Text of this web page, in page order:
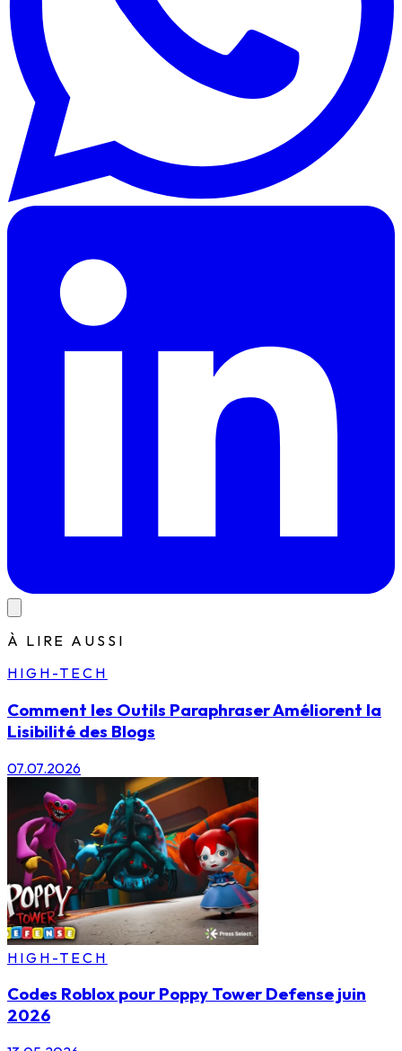
À LIRE AUSSI
HIGH-TECH
Comment les Outils Paraphraser Améliorent la
Lisibilité des Blogs
07.07.2026
HIGH-TECH
Codes Roblox pour Poppy Tower Defense juin
2026